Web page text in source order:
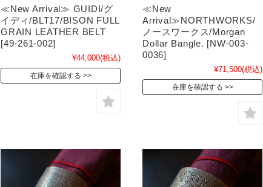
≪New Arrival≫ GUIDI/グ
イディ/BLT17/BISON FULL
GRAIN LEATHER BELT
[49-261-002]
¥44,000(税込)
在庫を確認する
≪New
Arrival≫NORTHWORKS/
ノースワークス/Morgan
Dollar Bangle. [NW-003-
0036]
¥71,500(税込)
在庫を確認する